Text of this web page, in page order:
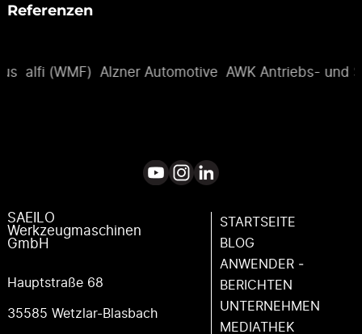
Referenzen
alfi (WMF) Alzner Automotive AWK Antriebs- und
SAEILO
Werkzeugmaschinen
GmbH
Hauptstraße 68
35585 Wetzlar-Blasbach
STARTSEITE
BLOG
ANWENDER ­
BERICHTEN
UNTERNEHMEN
MEDIATHEK